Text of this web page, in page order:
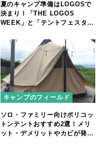
夏のキャンプ準備はLOGOSで
決まり！「THE LOGOS
WEEK」と「テントフェスタ」
キャンプのフィールド
ソロ・ファミリー向けポリコッ
トンテントおすすめ2選！メリ
ット・デメリットやカビが発生